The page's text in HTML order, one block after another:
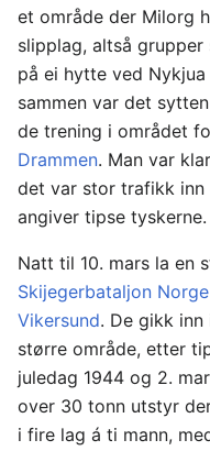
et område der Milorg
slipplag, altså
på ei hytte ved
sammen var det
de trening i området
Drammen. Man var
det var stor trafikk inn
angiver tipse tyskerne.
Natt til 10. mars la en
Skijegerbataljon Norge
Vikersund. De gikk inn
større område, etter
juledag 1944 og 2.
over 30 tonn utstyr
i fire lag á ti mann,